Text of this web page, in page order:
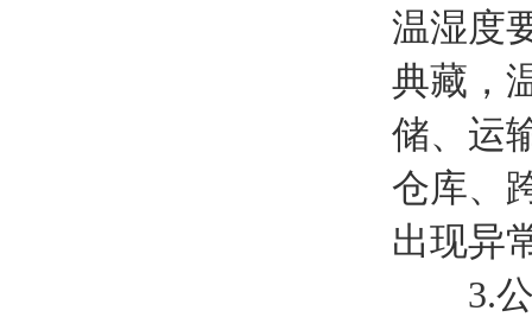
温湿度
典藏，
储、运
仓库、
出现异
3.公